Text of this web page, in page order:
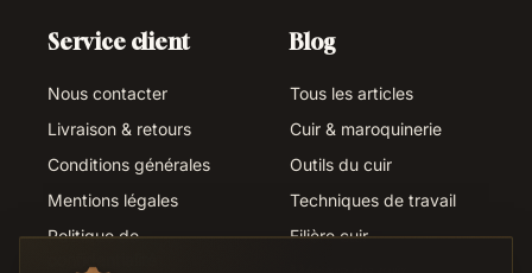
Service client
Nous contacter
Livraison & retours
Conditions générales
Mentions légales
Politique de
Blog
Tous les articles
Cuir & maroquinerie
Outils du cuir
Techniques de travail
Filière cuir